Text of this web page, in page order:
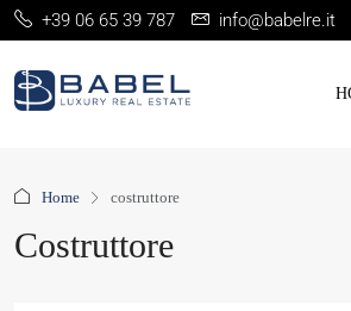
+39 06 65 39 787 info@babelre.it
Home costruttore
Costruttore